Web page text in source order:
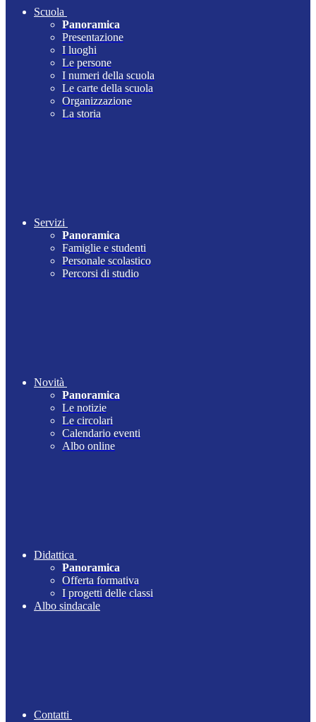
Scuola
Panoramica
Presentazione
I luoghi
Le persone
I numeri della scuola
Le carte della scuola
Organizzazione
La storia
Servizi
Panoramica
Famiglie e studenti
Personale scolastico
Percorsi di studio
Novità
Panoramica
Le notizie
Le circolari
Calendario eventi
Albo online
Didattica
Panoramica
Offerta formativa
I progetti delle classi
Albo sindacale
Contatti